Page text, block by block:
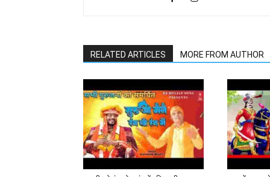
RELATED ARTICLES MORE FROM AUTHOR